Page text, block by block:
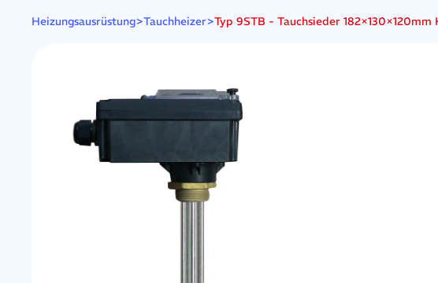
Heizungsausrüstung>Tauchheizer>Typ 9STB - Tauchsieder